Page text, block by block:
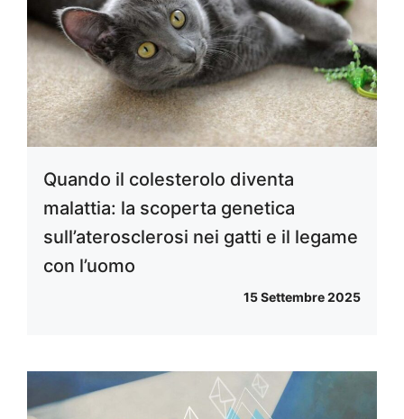
Quando il colesterolo diventa
malattia: la scoperta genetica
sull’aterosclerosi nei gatti e il legame
con l’uomo
15 Settembre 2025